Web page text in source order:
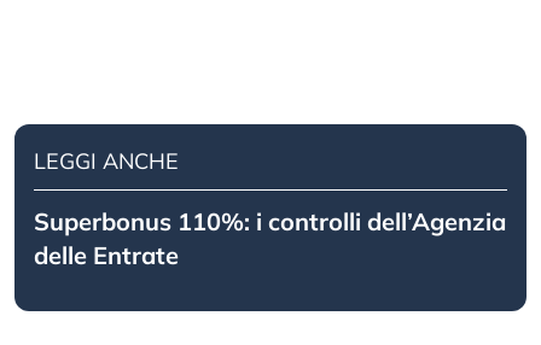
LEGGI ANCHE
Superbonus 110%: i controlli dell’Agenzia
delle Entrate